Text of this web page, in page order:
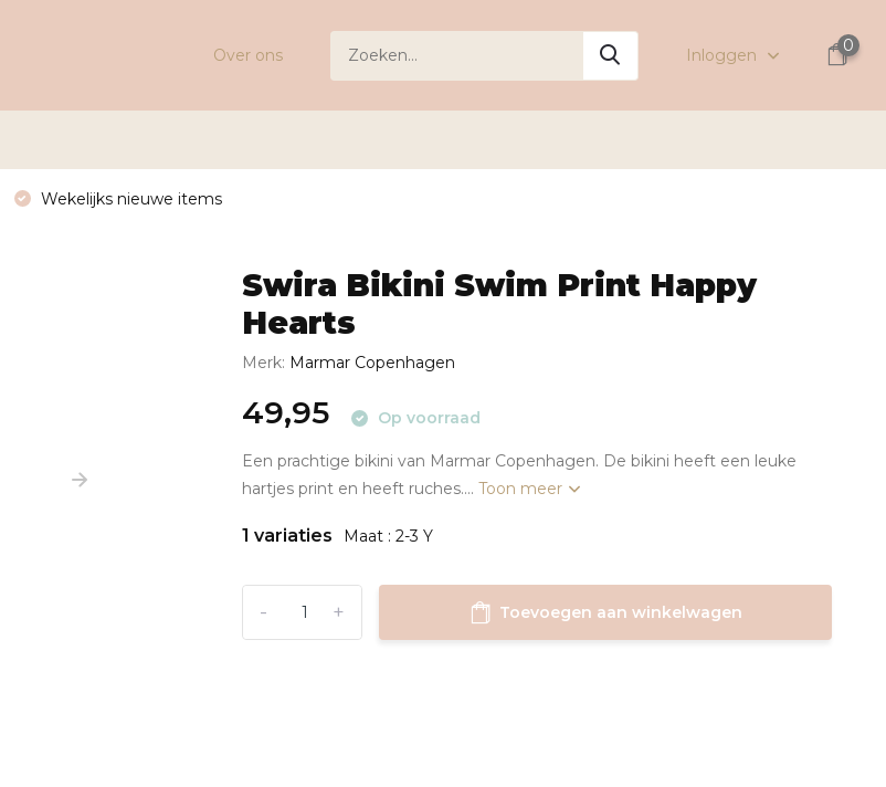
Over ons Inloggen
0
Wekelijks nieuwe items
Swira Bikini Swim Print Happy
Hearts
Merk: Marmar Copenhagen
49,95 Op voorraad
Een prachtige bikini van Marmar Copenhagen. De bikini heeft een leuke
hartjes print en heeft ruches....Toon meer
1 variaties Maat : 2-3 Y
+
- Toevoegen aan winkelwagen